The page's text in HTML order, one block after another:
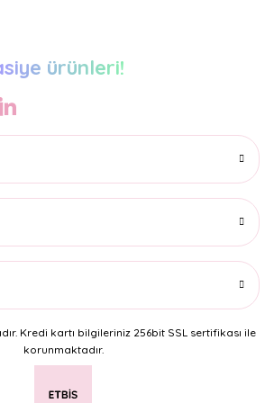
ürünleri!
Kredi kartı bilgileriniz 256bit SSL sertifikası ile
korunmaktadır.